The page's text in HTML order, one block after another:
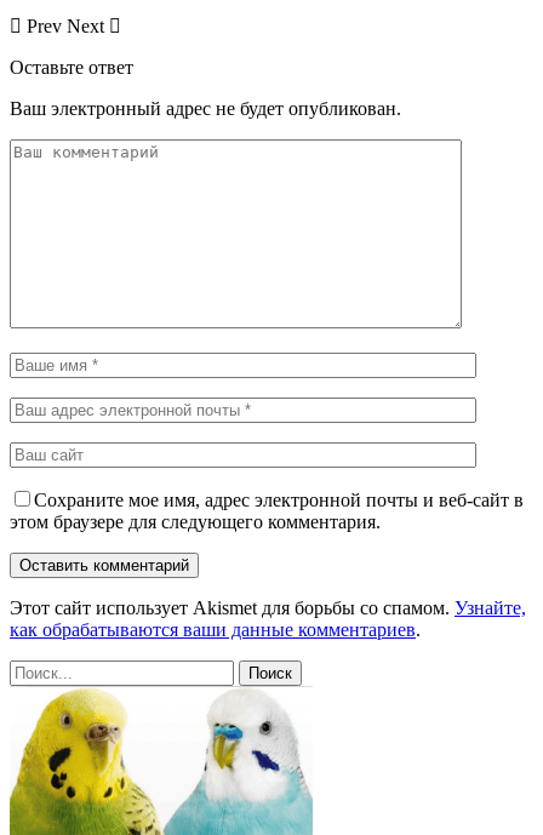
Prev Next
Оставьте ответ
Ваш электронный адрес не будет опубликован.
Сохраните мое имя, адрес электронной почты и веб-сайт в
этом браузере для следующего комментария.
Этот сайт использует Akismet для борьбы со спамом. Узнайте,
как обрабатываются ваши данные комментариев.